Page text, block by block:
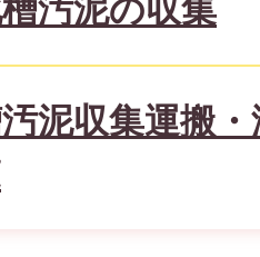
汚泥の収集
泥収集運搬